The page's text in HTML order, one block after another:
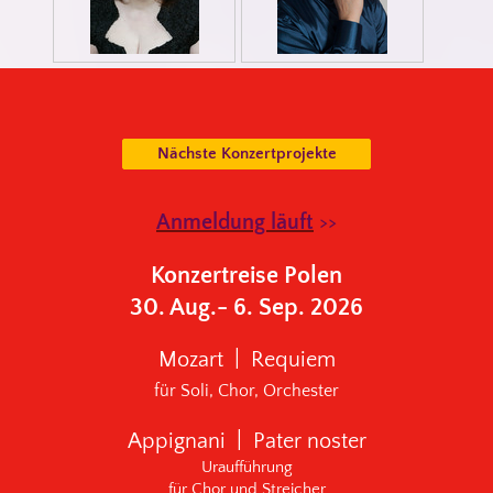
Nächste Konzertprojekte
Anmeldung läuft >>
Konzertreise Polen
30. Aug.- 6. Sep. 2026
Mozart | Requiem
für Soli, Chor, Orchester
Appignani | Pater noster
Uraufführung